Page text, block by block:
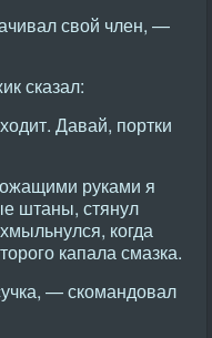
свой член, —
сказал:
Давай, портки
руками я
штаны, стянул
когда
капала смазка.
— скомандовал